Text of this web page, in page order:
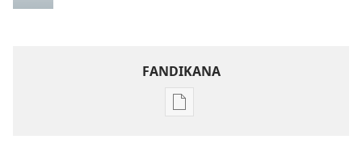
FANDIKANA
Fandikana